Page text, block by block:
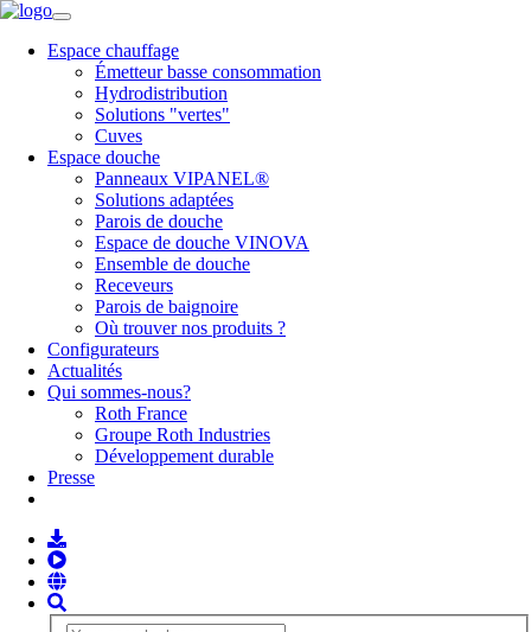
Espace chauffage
Émetteur basse consommation
Hydrodistribution
Solutions "vertes"
Cuves
Espace douche
Panneaux VIPANEL®
Solutions adaptées
Parois de douche
Espace de douche VINOVA
Ensemble de douche
Receveurs
Parois de baignoire
Où trouver nos produits ?
Configurateurs
Actualités
Qui sommes-nous?
Roth France
Groupe Roth Industries
Développement durable
Presse